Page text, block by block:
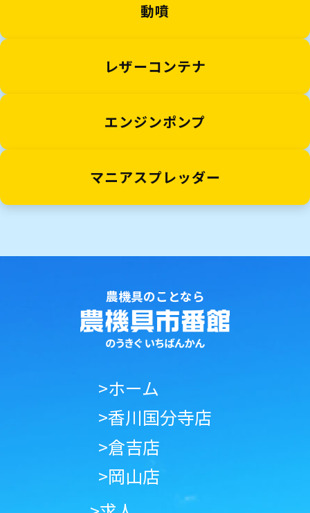
動噴
レザーコンテナ
エンジンポンプ
マニアスプレッダー
農機具のことなら
>ホーム
>香川国分寺店
>倉吉店
>岡山店